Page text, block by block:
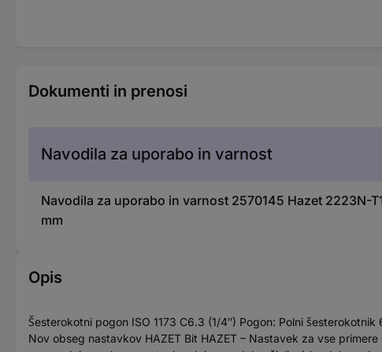
Dokumenti in prenosi
Navodila za uporabo in varnost
Navodila za uporabo in varnost 2570145 Hazet 2223N-
mm
Opis
Šesterokotni pogon ISO 1173 C6.3 (1/4″) Pogon: Polni
Nov obseg nastavkov HAZET Bit HAZET – Nastavek za vse